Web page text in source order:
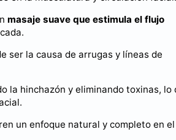
masaje suave que estimula el flujo
ser la causa de arrugas y líneas de
la hinchazón y eliminando toxinas, lo
un enfoque natural y completo en el